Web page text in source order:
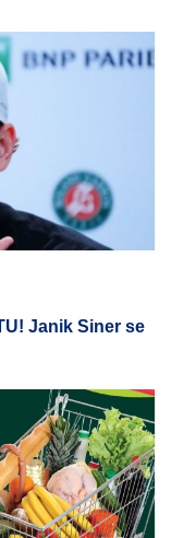
Janik Siner se